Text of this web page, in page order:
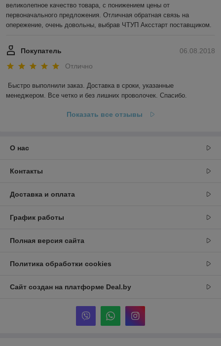
великолепное качество товара, с понижением цены от
первоначального предложения. Отличная обратная связь на
опережение, очень довольны, выбрав ЧТУП Аксстарт поставщиком.
06.08.2018
Покупатель
Отлично
Быстро выполнили заказ. Доставка в сроки, указанные
менеджером. Все четко и без лишних проволочек. Спасибо.
Показать все отзывы
О нас
Контакты
Доставка и оплата
График работы
Полная версия сайта
Политика обработки cookies
Сайт создан на платформе Deal.by